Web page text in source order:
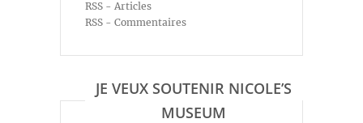
RSS - Articles
RSS - Commentaires
JE VEUX SOUTENIR NICOLE’S
MUSEUM